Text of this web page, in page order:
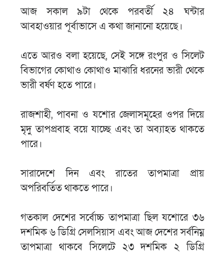
আজ সকাল ৯টা থেকে পরবর্তী ২৪ ঘন্টার
আবহাওয়ার পূর্বাভাসে এ কথা জানানো হয়েছে।
এতে আরও বলা হয়েছে, সেই সঙ্গে রংপুর ও সিলেট
বিভাগের কোথাও কোথাও মাঝারি ধরনের ভারী থেকে
ভারী বর্ষণ হতে পারে।
রাজশাহী, পাবনা ও যশোর জেলাসমূহের ওপর দিয়ে
মৃদু তাপপ্রবাহ বয়ে যাচ্ছে এবং তা অব্যাহত থাকতে
পারে।
সারাদেশে দিন এবং রাতের তাপমাত্রা প্রায়
অপরিবর্তিত থাকতে পারে।
গতকাল দেশের সর্বোচ্চ তাপমাত্রা ছিল যশোরে ৩৬
দশমিক ৬ ডিগ্রি সেলসিয়াস এবং আজ দেশের সর্বনিম্ন
তাপমাত্রা থাকবে সিলেটে ২৩ দশমিক ২ ডিগ্রি